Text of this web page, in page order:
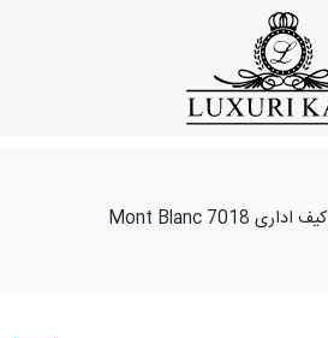
کیف اداری Mont Blanc 7018